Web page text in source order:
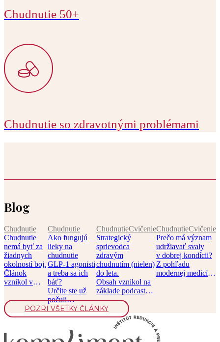
Chudnutie 50+
Chudnutie so zdravotnými problémami
Blog
Chudnutie
Chudnutie
nemá byť za
žiadnych
okolností boj.
Článok
vznikol v
časopisom
Moje zdravie.
[…]
Chudnutie
Ako fungujú
lieky na
chudnutie
GLP-1 agonisti
a treba sa ich
báť?
Určite ste už
počuli
o liekoch na
chudnutie,
ChudnutieCvičenie
Strategický
sprievodca
zdravým
chudnutím (nielen)
do leta.
Obsah vznikol na
základe podcastu
Chronicky
v pohode, epizóda
[…]
ChudnutieCvičenie
Prečo má význam
udržiavať svaly
v dobrej kondícii?
Z pohľadu
modernej medicíny
POZRI VŠETKY ČLÁNKY